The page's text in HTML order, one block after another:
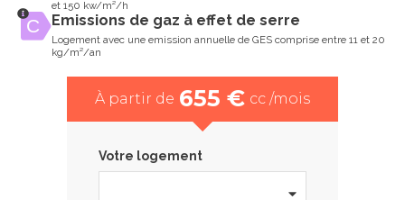
et 150 kw/m²/h
Emissions de gaz à effet de serre
Logement avec une emission annuelle de GES comprise entre 11 et 20
kg/m²/an
À partir de 655 € cc /mois
Votre logement